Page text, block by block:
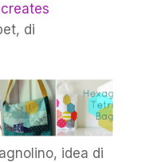
di
idea di